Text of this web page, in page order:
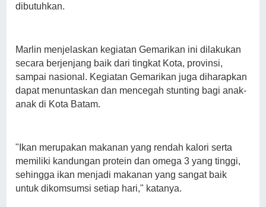
dibutuhkan.
Marlin menjelaskan kegiatan Gemarikan ini dilakukan
secara berjenjang baik dari tingkat Kota, provinsi,
sampai nasional. Kegiatan Gemarikan juga diharapkan
dapat menuntaskan dan mencegah stunting bagi anak-
anak di Kota Batam.
"Ikan merupakan makanan yang rendah kalori serta
memiliki kandungan protein dan omega 3 yang tinggi,
sehingga ikan menjadi makanan yang sangat baik
untuk dikomsumsi setiap hari," katanya.